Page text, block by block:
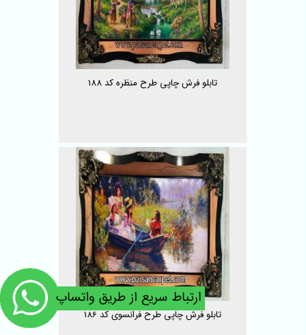
تابلو فرش چاپی طرح منظره کد 188
تابلو فرش چاپی طرح فرانسوی کد 186